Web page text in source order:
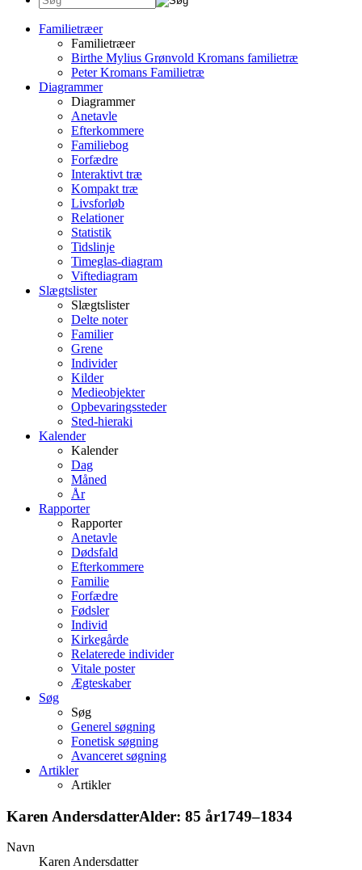
Familietræer
Familietræer
Birthe Mylius Grønvold Kromans familietræ
Peter Kromans Familietræ
Diagrammer
Diagrammer
Anetavle
Efterkommere
Familiebog
Forfædre
Interaktivt træ
Kompakt træ
Livsforløb
Relationer
Statistik
Tidslinje
Timeglas-diagram
Viftediagram
Slægtslister
Slægtslister
Delte noter
Familier
Grene
Individer
Kilder
Medieobjekter
Opbevaringssteder
Sted-hieraki
Kalender
Kalender
Dag
Måned
År
Rapporter
Rapporter
Anetavle
Dødsfald
Efterkommere
Familie
Forfædre
Fødsler
Individ
Kirkegårde
Relaterede individer
Vitale poster
Ægteskaber
Søg
Søg
Generel søgning
Fonetisk søgning
Avanceret søgning
Artikler
Artikler
Karen AndersdatterAlder: 85 år1749–1834
Navn
Karen Andersdatter